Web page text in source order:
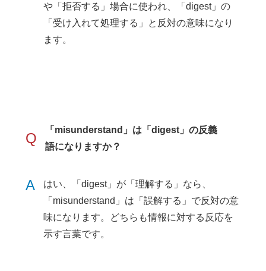
や「拒否する」場合に使われ、「digest」の
「受け入れて処理する」と反対の意味になり
ます。
Q
「misunderstand」は「digest」の反義
語になりますか？
A
はい、「digest」が「理解する」なら、
「misunderstand」は「誤解する」で反対の意
味になります。どちらも情報に対する反応を
示す言葉です。